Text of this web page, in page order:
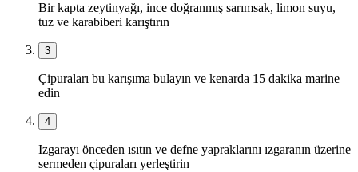
Bir kapta zeytinyağı, ince doğranmış sarımsak, limon suyu,
tuz ve karabiberi karıştırın
3
Çipuraları bu karışıma bulayın ve kenarda 15 dakika marine
edin
4
Izgarayı önceden ısıtın ve defne yapraklarını ızgaranın üzerine
sermeden çipuraları yerleştirin